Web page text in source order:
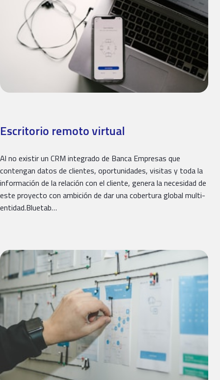
Escritorio remoto virtual
Al no existir un CRM integrado de Banca Empresas que
contengan datos de clientes, oportunidades, visitas y toda la
información de la relación con el cliente, genera la necesidad de
este proyecto con ambición de dar una cobertura global multi-
entidad.Bluetab…